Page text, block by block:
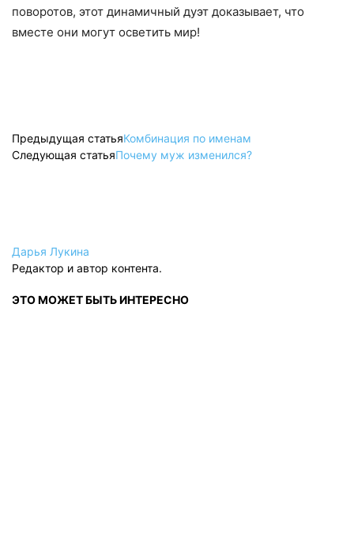
поворотов, этот динамичный дуэт доказывает, что
вместе они могут осветить мир!
Предыдущая статьяКомбинация по именам
Следующая статьяПочему муж изменился?
Дарья Лукина
Редактор и автор контента.
ЭТО МОЖЕТ БЫТЬ ИНТЕРЕСНО